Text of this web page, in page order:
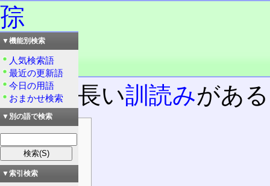
孮
読み：ソウ
読み：ズ
品詞：慣用単漢字
時に、長い訓読みがあ
情報
漢字
意義
▼機能別検索
人気検索語
最近の更新語
今日の用語
おまかせ検索
▼別の語で検索
▼索引検索